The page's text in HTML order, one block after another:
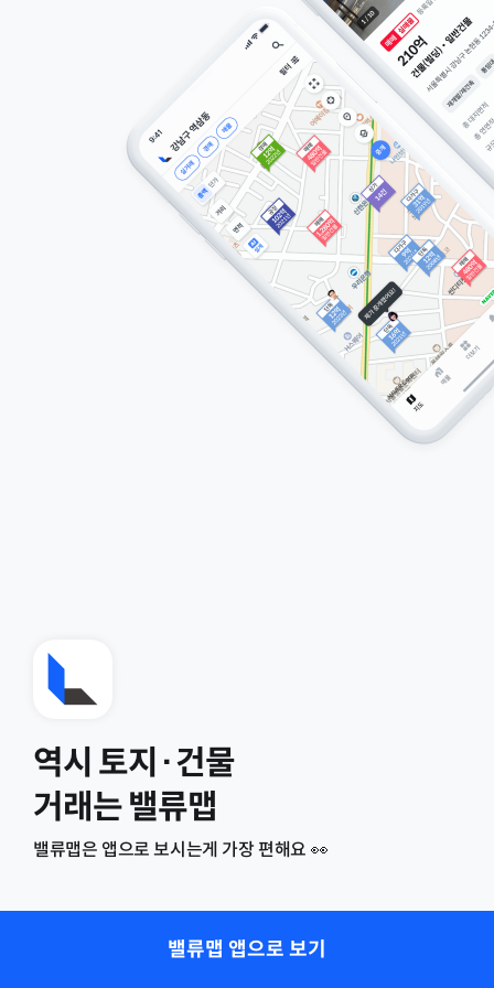
역시 토지·건물
거래는 밸류맵
밸류맵은 앱으로 보시는게 가장 편해요 👀
밸류맵 앱으로 보기